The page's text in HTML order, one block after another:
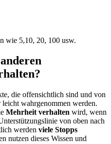
wie 5,10, 20, 100 usw.
die offensichtlich sind und von
wahrgenommen werden.
Mehrheit verhalten wird, wenn
von oben nach
werden viele Stopps
nutzen dieses Wissen und